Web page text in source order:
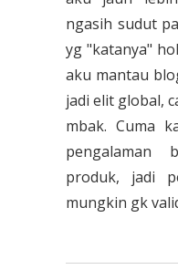
ngasih sudut
yg "katanya"
aku mantau
jadi elit global,
mbak. Cuma
pengalaman
produk, jadi
mungkin gk